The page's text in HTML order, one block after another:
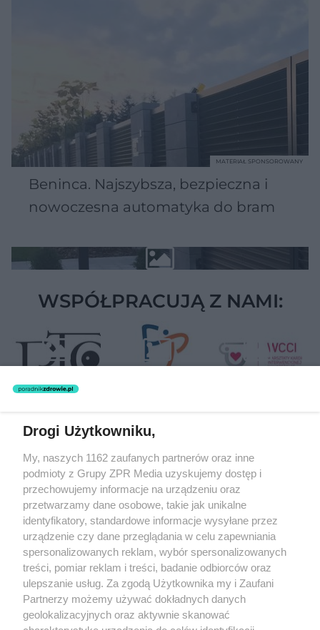
Beninca. Najszybsza, bezpieczna i
nowoczesna automatyka do bram
MATERIAŁ SPONSOROWANY
WSPÓŁPRACUJĄ Z NAMI:
Żaden utwór zamieszczony w serwisie nie może być powielany i
rozpowszechniany lub dalej rozpowszechniany w jakikolwiek sposób
(w tym także elektroniczny lub mechaniczny) na jakimkolwiek polu
eksploatacji w jakiejkolwiek formie, włącznie z umieszczaniem w
Internecie bez pisemnej zgody właściciela praw. Jakiekolwiek użycie
lub wykorzystanie utworów w całości lub w części z naruszeniem
prawa, tzn. bez właściwej zgody, jest zabronione pod groźbą kary i
może być ścigane prawnie.
Drogi Użytkowniku,
My, naszych 1162 zaufanych partnerów oraz inne
podmioty z Grupy ZPR Media uzyskujemy dostęp i
przechowujemy informacje na urządzeniu oraz
przetwarzamy dane osobowe, takie jak unikalne
identyfikatory, standardowe informacje wysyłane przez
urządzenie czy dane przeglądania w celu zapewniania
spersonalizowanych reklam, wybór spersonalizowanych
treści, pomiar reklam i treści, badanie odbiorców oraz
ulepszanie usług. Za zgodą Użytkownika my i Zaufani
Partnerzy możemy używać dokładnych danych
geolokalizacyjnych oraz aktywnie skanować